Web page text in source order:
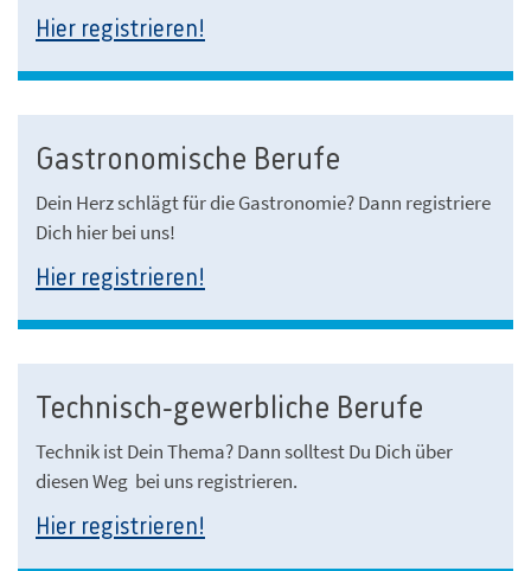
Hier registrieren!
Gastronomische Berufe
Dein Herz schlägt für die Gastronomie? Dann registriere
Dich hier bei uns!
Hier registrieren!
Technisch-gewerbliche Berufe
Technik ist Dein Thema? Dann solltest Du Dich über
diesen Weg bei uns registrieren.
Hier registrieren!